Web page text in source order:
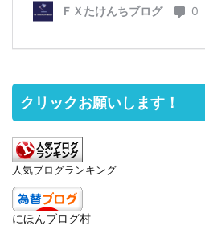
クリックお願いします！
人気ブログランキング
にほんブログ村